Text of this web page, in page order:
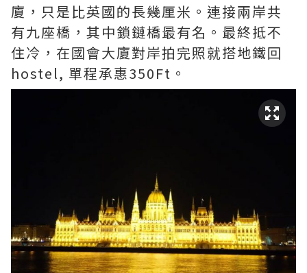
廈，只是比英國的長幾厘米。連接兩岸共
有九座橋，其中鎖鏈橋最有名。最終抵不
住冷，在國會大廈對岸拍完照就搭地鐵回
hostel, 單程承惠350Ft。